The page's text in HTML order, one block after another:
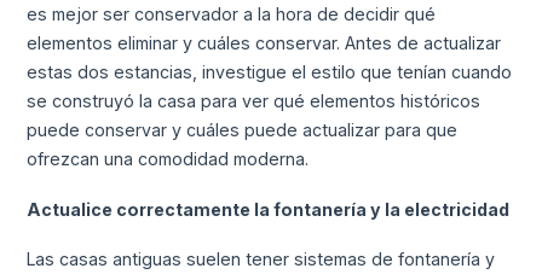
es mejor ser conservador a la hora de decidir qué
elementos eliminar y cuáles conservar. Antes de actualizar
estas dos estancias, investigue el estilo que tenían cuando
se construyó la casa para ver qué elementos históricos
puede conservar y cuáles puede actualizar para que
ofrezcan una comodidad moderna.
Actualice correctamente la fontanería y la electricidad
Las casas antiguas suelen tener sistemas de fontanería y